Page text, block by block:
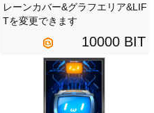
レーンカバー&グラフエリア&LIF
Tを変更できます
10000 BIT